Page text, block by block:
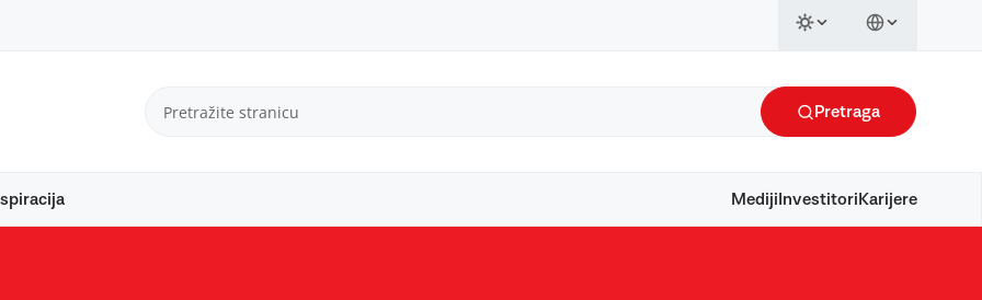
Pretraga
Mediji Investitori Karijere